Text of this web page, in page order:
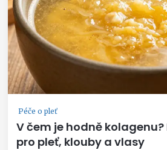
Péče o pleť
V čem je hodně
pro pleť, klouby a vlasy